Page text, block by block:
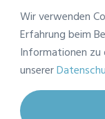
Marke
Referenz
Komposition
100% Polyester
Wir verwenden
Erfahrung beim
Informationen zu
unserer